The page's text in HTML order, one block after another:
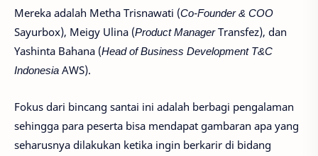
Mereka adalah Metha Trisnawati (Co-Founder & COO
Sayurbox), Meigy Ulina (Product ManagerTransfez), dan
Yashinta Bahana (Head of Business Development T&C
Indonesia AWS).
Fokus dari bincang santai ini adalah berbagi pengalaman
sehingga para peserta bisa mendapat gambaran apa yang
seharusnya dilakukan ketika ingin berkarir di bidang